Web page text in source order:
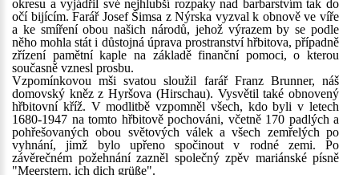
okresu a vyjádřil své nejhlubší rozpaky nad barbarstvím tak do
očí bijícím. Farář Josef Šimsa z Nýrska vyzval k obnově ve víře
a ke smíření obou našich národů, jehož výrazem by se podle
něho mohla stát i důstojná úprava prostranství hřbitova, případně
zřízení pamětní kaple na základě finanční pomoci, o kterou
současně vznesl prosbu.
Vzpomínkovou mši svatou sloužil farář Franz Brunner, náš
domovský kněz z Hyršova (Hirschau). Vysvětil také obnovený
hřbitovní kříž. V modlitbě vzpomněl všech, kdo byli v letech
1680-1947 na tomto hřbitově pochováni, včetně 170 padlých a
pohřešovaných obou světových válek a všech zemřelých po
vyhnání, jimž bylo upřeno spočinout v rodné zemi. Po
závěrečném požehnání zazněl společný zpěv mariánské písně
"Meerstern, ich dich grüße".